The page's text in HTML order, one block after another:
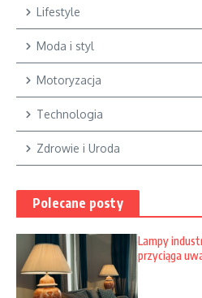
Lifestyle
Moda i styl
Motoryzacja
Technologia
Zdrowie i Uroda
Polecane posty
Lampy
przyciąga